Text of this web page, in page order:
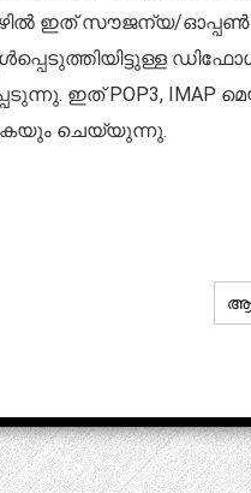
ഇത് സൗജന്യ/ഓപ്പൺ
ഇത് POP3,
ചെയ്യുന്നു.